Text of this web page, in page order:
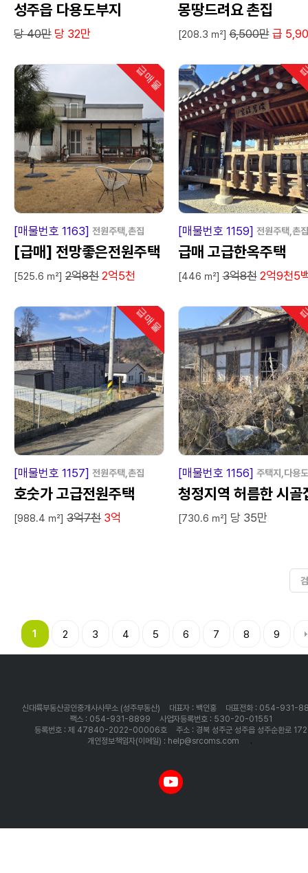
성주읍 다용도부지
당 40만 당 32만
몽땅드려요 촌집
[208.3 ㎡] 6,500만 급
급매물
인기
급 매 물
[매물번호 1163] 전원주택,촌집
[급매] 전망좋은전원주택
[525.6 ㎡] 2억8천 2억5천
급 매
[매물번호 1159] 전원주택,촌집
급매 고급한옥주택
[446 ㎡] 3억8천 2억9천5
급매물
인기
급 매 물
[매물번호 1157] 전원주택,촌집
호숫가 고급전원주택
[988.4 ㎡] 3억7천 3억
급 매
[매물번호 1156] 주택지,다용
청정지역 허름한 시골
[730.6 ㎡] 당 35만
1 2 3 4 5 6 7 8 9
신대륙부동산공인중개사사무소 (성주부동산) 대표자 : 백인홍
대표전화 : 054-931-
팩스 : 054-931-8899
사업자등록번호 : 530-20-01551
등록번호 : 제 47840-2022-00006호
주소 : 경북 성주군 성주읍 성주순환로 172
개인정보책임자(이메일) : help@srcoms.com
.